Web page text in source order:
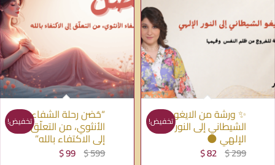
✨ ورشة من الايغو
الشيطاني إلى النور
الإلهي 🌑
$299 السعر
$82 السعر
تخفيض! “حُضن رحلة الشفاء
الأنثوي، من التعلّق
إلى الاكتفاء بالله”
$599
السعر
$99 السعر
تخفيض!